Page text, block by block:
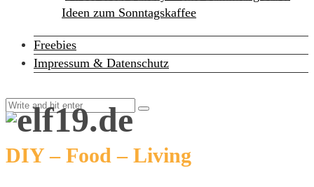
Ideen zum Sonntagskaffee
Freebies
Impressum & Datenschutz
DIY – Food – Living